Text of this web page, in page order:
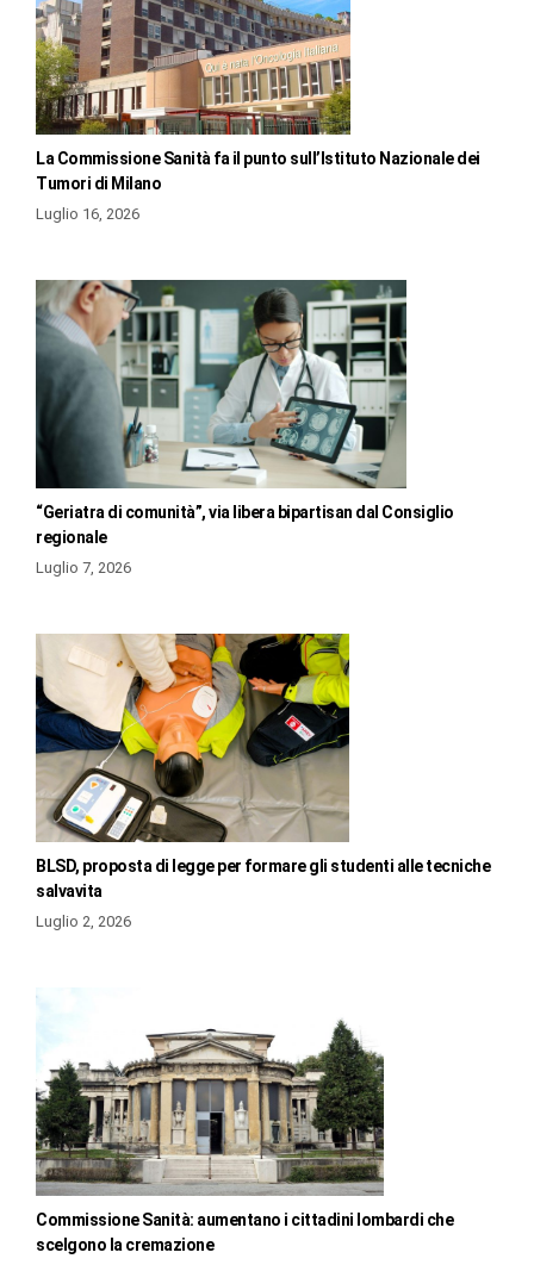
La Commissione Sanità fa il punto sull’Istituto Nazionale dei
Tumori di Milano
Luglio 16, 2026
“Geriatra di comunità”, via libera bipartisan dal Consiglio
regionale
Luglio 7, 2026
BLSD, proposta di legge per formare gli studenti alle tecniche
salvavita
Luglio 2, 2026
Commissione Sanità: aumentano i cittadini lombardi che
scelgono la cremazione